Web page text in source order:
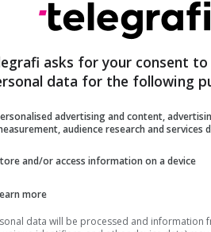
liruar në procedurë të
asks for your consent to
data for the following
advertising and content,
audience research and services
and/or access information on a device
more
data will be processed and information